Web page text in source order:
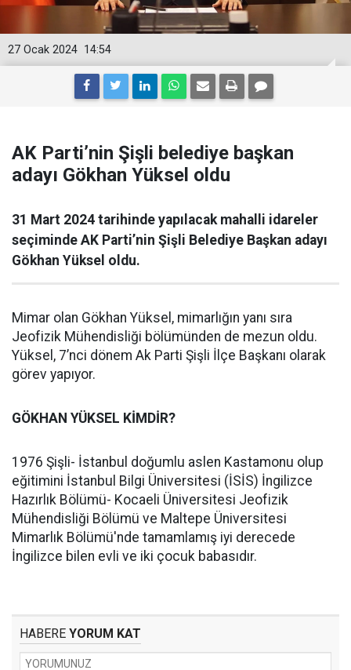
14:54
27 Ocak 2024
AK Parti’nin Şişli belediye başkan
adayı Gökhan Yüksel oldu
31 Mart 2024 tarihinde yapılacak mahalli idareler
seçiminde AK Parti’nin Şişli Belediye Başkan adayı
Gökhan Yüksel oldu.
Mimar olan Gökhan Yüksel, mimarlığın yanı sıra
Jeofizik Mühendisliği bölümünden de mezun oldu.
Yüksel, 7’nci dönem Ak Parti Şişli İlçe Başkanı olarak
görev yapıyor.
GÖKHAN YÜKSEL KİMDİR?
1976 Şişli- İstanbul doğumlu aslen Kastamonu olup
eğitimini İstanbul Bilgi Üniversitesi (İSİS) İngilizce
Hazırlık Bölümü- Kocaeli Üniversitesi Jeofizik
Mühendisliği Bölümü ve Maltepe Üniversitesi
Mimarlık Bölümü'nde tamamlamış iyi derecede
İngilizce bilen evli ve iki çocuk babasıdır.
HABERE YORUM KAT